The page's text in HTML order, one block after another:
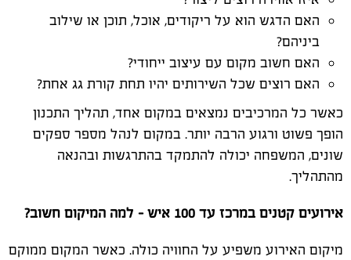
האם הדגש הוא על ריקודים, אוכל, תוכן או שילוב
ביניהם?
האם חשוב מקום עם עיצוב ייחודי?
האם רוצים שכל השירותים יהיו תחת קורת גג אחת?
כאשר כל המרכיבים נמצאים במקום אחד, תהליך התכנון
הופך פשוט ורגוע הרבה יותר. במקום לנהל מספר ספקים
שונים, המשפחה יכולה להתמקד בהתרגשות ובהנאה
מהתהליך.
אירועים קטנים במרכז עד 100 איש – למה המיקום חשוב ?
מיקום האירוע משפיע על החוויה כולה. כאשר המקום ממוקם